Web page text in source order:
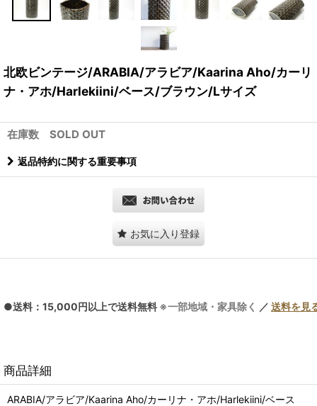
北欧ビンテージ/ARABIA/アラビア/Kaarina Aho/カーリ
ナ・アホ/Harlekiini/ベース/ブラウン/Lサイズ
在庫数 SOLD OUT
返品特約に関する重要事項
お気に入り登録
●送料：15,000円以上で送料無料 ※一部地域・家具除く ／ 送料を見
商品詳細
ARABIA/アラビア/Kaarina Aho/カーリナ・アホ/Harlekiini/ベース